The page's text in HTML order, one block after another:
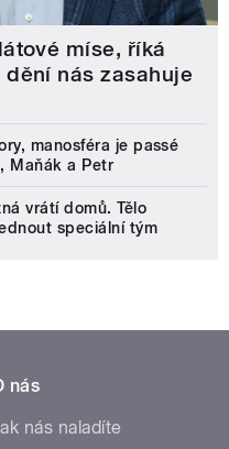
míse, říká
nás zasahuje
manosféra je passé
Maňák a Petr
vrátí domů. Tělo
speciální tým
nás
nás naladíte